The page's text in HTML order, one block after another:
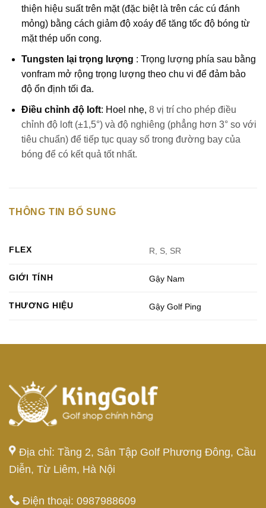
thiện hiệu suất trên mặt (đặc biệt là trên các cú đánh
mỏng) bằng cách giảm độ xoáy để tăng tốc độ bóng từ
mặt thép uốn cong.
Tungsten lại trọng lượng : Trọng lượng phía sau bằng
vonfram mở rộng trọng lượng theo chu vi để đảm bảo
độ ổn định tối đa.
Điều chỉnh độ loft: Hoel nhẹ, 8 vị trí cho phép điều
chỉnh độ loft (±1,5°) và độ nghiêng (phẳng hơn 3° so với
tiêu chuẩn) để tiếp tục quay số trong đường bay của
bóng để có kết quả tốt nhất.
THÔNG TIN BỔ SUNG
FLEX R, S, SR
GIỚI TÍNH Gậy Nam
THƯƠNG HIỆU Gậy Golf Ping
Địa chỉ: Tầng 2, Sân Tập Golf Phương Đông, Cầu
Diễn, Từ Liêm, Hà Nội
Điện thoại: 0987988609